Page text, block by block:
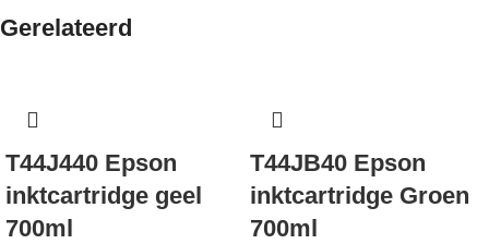
Gerelateerd
T44J440 Epson
inktcartridge geel
700ml
T44JB40 Epson
inktcartridge Groen
700ml